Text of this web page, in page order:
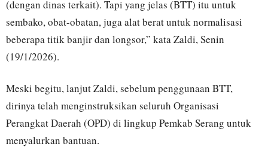
(dengan dinas terkait). Tapi yang jelas (BTT) itu untuk
sembako, obat-obatan, juga alat berat untuk normalisasi
beberapa titik banjir dan longsor,” kata Zaldi, Senin
(19/1/2026).
Meski begitu, lanjut Zaldi, sebelum penggunaan BTT,
dirinya telah menginstruksikan seluruh Organisasi
Perangkat Daerah (OPD) di lingkup Pemkab Serang untuk
menyalurkan bantuan.